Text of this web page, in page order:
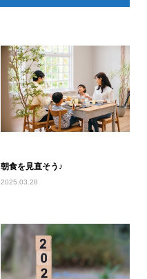
朝食を見直そう♪
2025.03.28